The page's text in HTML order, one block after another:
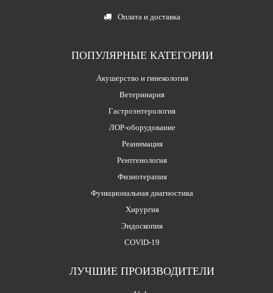
Оплата и доставка
ПОПУЛЯРНЫЕ КАТЕГОРИИ
Акушерство и гинекология
Ветеринария
Гастроэнтерология
ЛОР-оборудование
Реанимация
Рентгенология
Физиотерапия
Функциональная диагностика
Хирургия
Эндоскопия
COVID-19
ЛУЧШИЕ ПРОИЗВОДИТЕЛИ